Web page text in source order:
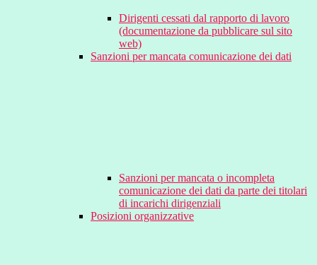
Dirigenti cessati dal rapporto di lavoro
(documentazione da pubblicare sul sito
web)
Sanzioni per mancata comunicazione dei dati
Sanzioni per mancata o incompleta
comunicazione dei dati da parte dei titolari
di incarichi dirigenziali
Posizioni organizzative